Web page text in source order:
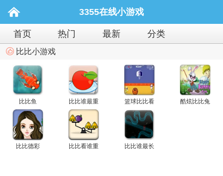
3355在线小游戏
首页 热门 最新 分类
比比小游戏
比比鱼 比比谁最重 篮球比比看 酷炫比比兔
比比德彩 比比看谁重 比比谁最长